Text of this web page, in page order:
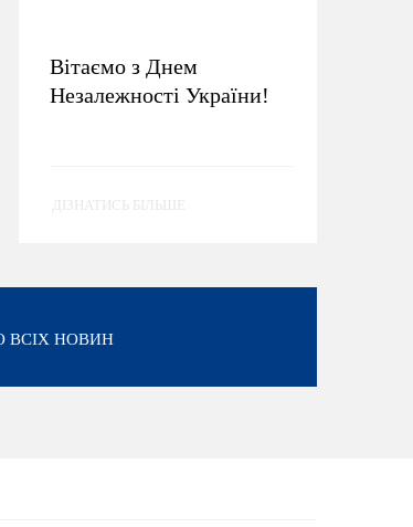
Вітаємо з Днем
Незалежності України!
ДІЗНАТИСЬ БІЛЬШЕ
ВСІХ НОВИН